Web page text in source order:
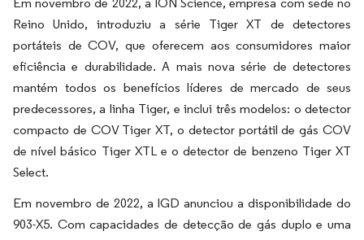
Em novembro de 2022, a ION Science, empresa com sede no
Reino Unido, introduziu a série Tiger XT de detectores
portáteis de COV, que oferecem aos consumidores maior
eficiência e durabilidade. A mais nova série de detectores
mantém todos os benefícios líderes de mercado de seus
predecessores, a linha Tiger, e inclui três modelos: o detector
compacto de COV Tiger XT, o detector portátil de gás COV
de nível básico Tiger XTL e o detector de benzeno Tiger XT
Select.
Em novembro de 2022, a IGD anunciou a disponibilidade do
903-X5. Com capacidades de detecção de gás duplo e uma